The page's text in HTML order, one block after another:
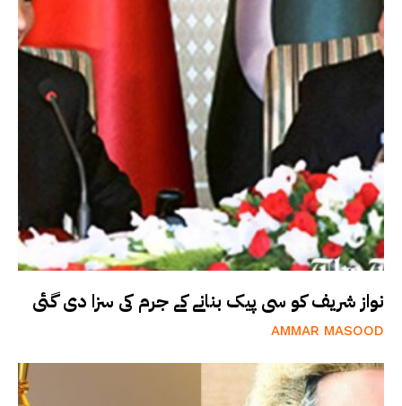
نواز شریف کو سی پیک بنانے کے جرم کی سزا دی گئی
AMMAR MASOOD